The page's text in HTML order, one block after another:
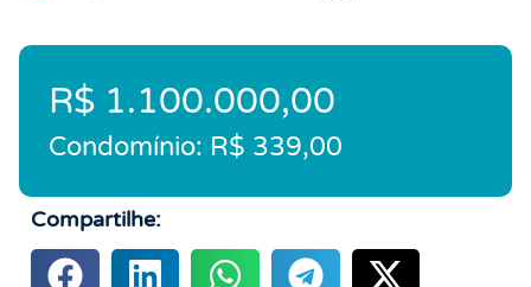
R$ 1.100.000,00
Condomínio: R$ 339,00
Compartilhe: